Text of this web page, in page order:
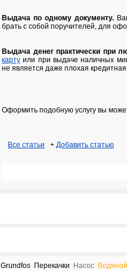
Выдача по одному документу.
брать с собой поручителей, для
Выдача денег практически при
карту или при выдаче наличных
не является даже плохая
Оформить подобную услугу вы
Все статьи + Добавить статью
Grundfos Перекачки Насос
Водяной